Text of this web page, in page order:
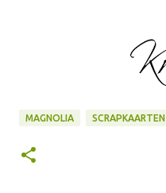
MAGNOLIA SCRAPKAARTEN